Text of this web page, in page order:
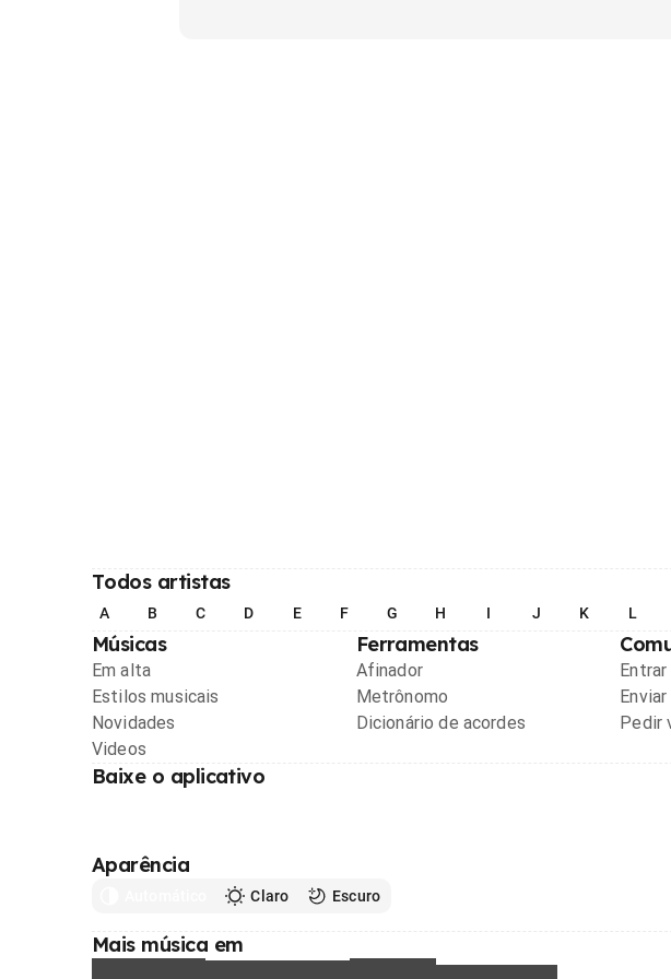
Todos artistas
A B C D E F G H I J K L
Músicas
Em alta
Estilos musicais
Novidades
Videos
Ferramentas
Afinador
Metrônomo
Dicionário de acordes
Pedir
Baixe o aplicativo
Aparência
Claro Escuro
Mais música em